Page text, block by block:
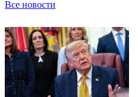
Все новости